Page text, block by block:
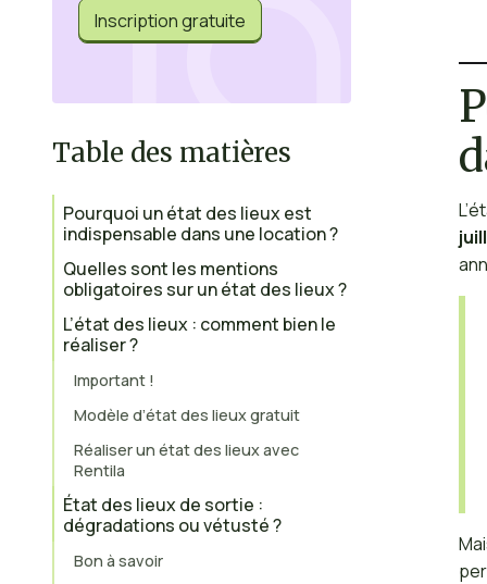
Inscription gratuite
Table des matières
Pourquoi un état des lieux est
indispensable dans une location ?
Quelles sont les mentions
obligatoires sur un état des lieux ?
L’état des lieux : comment bien le
réaliser ?
Important !
Modèle d’état des lieux gratuit
Réaliser un état des lieux avec
Rentila
État des lieux de sortie :
dégradations ou vétusté ?
Bon à savoir